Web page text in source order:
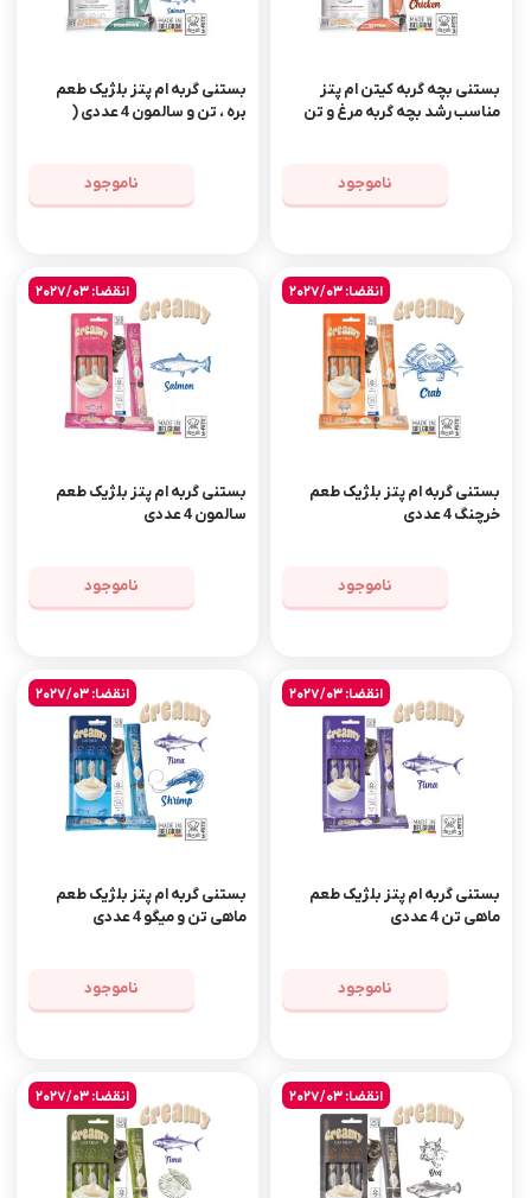
بستنی بچه گربه کیتن ام پتز
مناسب رشد بچه گربه مرغ و تن
ناموجود
بستنی گربه ام پتز بلژیک طعم
بره ، تن و سالمون 4 عددی (
ناموجود
انقضا: 2027/03
بستنی گربه ام پتز بلژیک طعم
خرچنگ 4 عددی
ناموجود
انقضا: 2027/03
بستنی گربه ام پتز بلژیک طعم
سالمون 4 عددی
ناموجود
انقضا: 2027/03
بستنی گربه ام پتز بلژیک طعم
ماهی تن 4 عددی
ناموجود
انقضا: 2027/03
بستنی گربه ام پتز بلژیک طعم
ماهی تن و میگو 4 عددی
ناموجود
انقضا: 2027/03 انقضا: 2027/03